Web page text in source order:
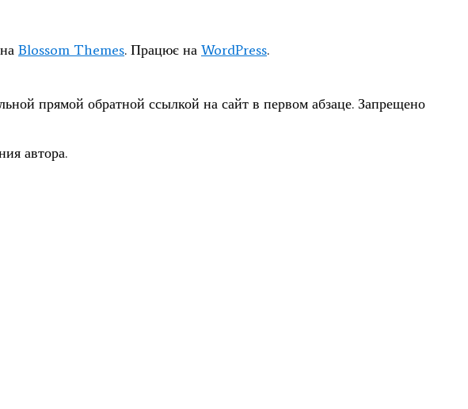
Blossom Themes. Працює на WordPress.
прямой обратной ссылкой на сайт в первом абзаце. Запрещено
автора.